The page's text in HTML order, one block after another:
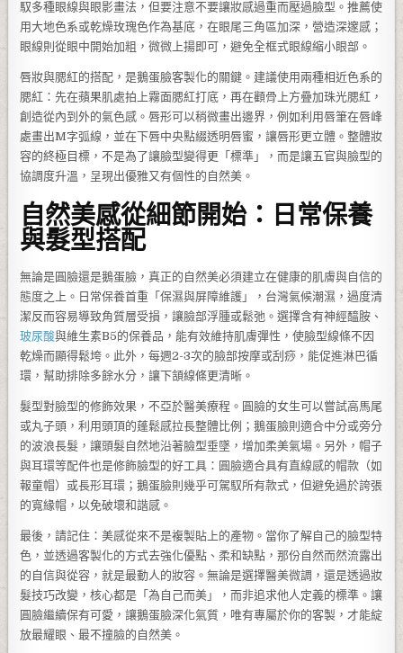
馭多種眼線與眼影畫法，但要注意不要讓妝感過重而壓過臉型。推薦使
用大地色系或乾燥玫瑰色作為基底，在眼尾三角區加深，營造深邃感；
眼線則從眼中開始加粗，微微上揚即可，避免全框式眼線縮小眼部。
唇妝與腮紅的搭配，是鵝蛋臉客製化的關鍵。建議使用兩種相近色系的
腮紅：先在蘋果肌處拍上霧面腮紅打底，再在顴骨上方疊加珠光腮紅，
創造從內到外的氣色感。唇形可以稍微畫出邊界，例如利用唇筆在唇峰
處畫出M字弧線，並在下唇中央點綴透明唇蜜，讓唇形更立體。整體妝
容的終極目標，不是為了讓臉型變得更「標準」，而是讓五官與臉型的
協調度升溫，呈現出優雅又有個性的自然美。
自然美感從細節開始：日常保養
與髮型搭配
無論是圓臉還是鵝蛋臉，真正的自然美必須建立在健康的肌膚與自信的
態度之上。日常保養首重「保濕與屏障維護」，台灣氣候潮濕，過度清
潔反而容易導致角質層受損，讓臉部浮腫或鬆弛。選擇含有神經醯胺、
玻尿酸與維生素B5的保養品，能有效維持肌膚彈性，使臉型線條不因
乾燥而顯得鬆垮。此外，每週2-3次的臉部按摩或刮痧，能促進淋巴循
環，幫助排除多餘水分，讓下頷線條更清晰。
髮型對臉型的修飾效果，不亞於醫美療程。圓臉的女生可以嘗試高馬尾
或丸子頭，利用頭頂的蓬鬆感拉長整體比例；鵝蛋臉則適合中分或旁分
的波浪長髮，讓頭髮自然地沿著臉型垂墜，增加柔美氣場。另外，帽子
與耳環等配件也是修飾臉型的好工具：圓臉適合具有直線感的帽款（如
報童帽）或長形耳環；鵝蛋臉則幾乎可駕馭所有款式，但避免過於誇張
的寬緣帽，以免破壞和諧感。
最後，請記住：美感從來不是複製貼上的產物。當你了解自己的臉型特
色，並透過客製化的方式去強化優點、柔和缺點，那份自然而然流露出
的自信與從容，就是最動人的妝容。無論是選擇醫美微調，還是透過妝
髮技巧改變，核心都是「為自己而美」，而非追求他人定義的標準。讓
圓臉繼續保有可愛，讓鵝蛋臉深化氣質，唯有專屬於你的客製，才能綻
放最耀眼、最不撞臉的自然美。